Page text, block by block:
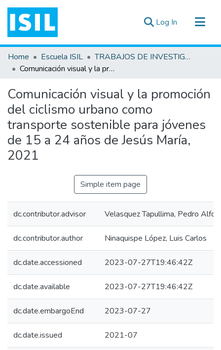
Log In (current)
All of DSpace
Statistics
Documentos ▾
Home Escuela ISIL
TRABAJOS DE INVESTIGACIÓN
Comunicación visual y la promoción del ciclismo urbano como transporte sostenible para jóvenes de 15 a 24 años de Jesús María, 2021
Comunicación visual y la promoción
del ciclismo urbano como
transporte sostenible para jóvenes
de 15 a 24 años de Jesús María,
2021
Simple item page
dc.contributor.advisor Velasquez Tapullima, Pedro
dc.contributor.author Ninaquispe López, Luis Carlos
dc.date.accessioned 2023-07-27T19:46:42Z
dc.date.available 2023-07-27T19:46:42Z
dc.date.embargoEnd 2023-07-27
dc.date.issued 2021-07